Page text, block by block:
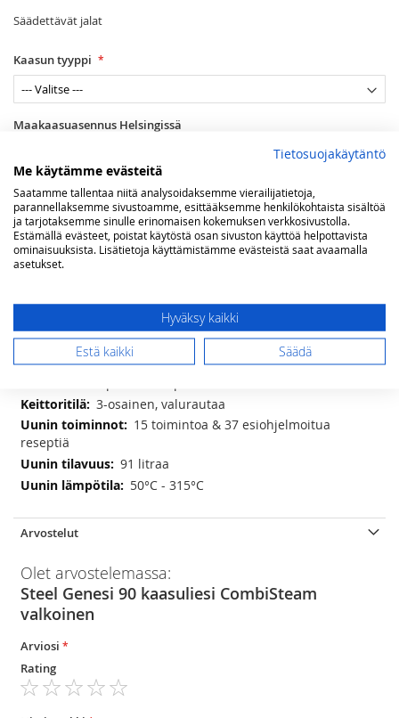
Säädettävät jalat
Kaasun tyyppi
Maakaasuasennus Helsingissä
Lisää ostoskoriin
LISÄÄ TOIVELISTAAN
Lisätietojalxsxk 90 x 60 x 90 (-97) cm
2 x 1 kW - 1 x 1,8 kW - 1 x 3 kW - 2 x 3,6 kW
3-osainen, valurautaa
15 toimintoa & 37 esiohjelmoitua
reseptiä
91 litraa
50°C - 315°C
Arvostelut
Olet arvostelemassa:
Steel Genesi 90 kaasuliesi CombiSteam
valkoinen
Arviosi
Rating
Tietosuojakäytäntö
Me käytämme evästeitä
Saatamme tallentaa niitä analysoidaksemme vierailijatietoja,
parannellaksemme sivustoamme, esittääksemme henkilökohtaista sisältöä
ja tarjotaksemme sinulle erinomaisen kokemuksen verkkosivustolla.
Estämällä evästeet, poistat käytöstä osan sivuston käyttöä helpottavista
ominaisuuksista. Lisätietoja käyttämistämme evästeistä saat avaamalla
asetukset.
Hyväksy kaikki
Estä kaikki Säädä